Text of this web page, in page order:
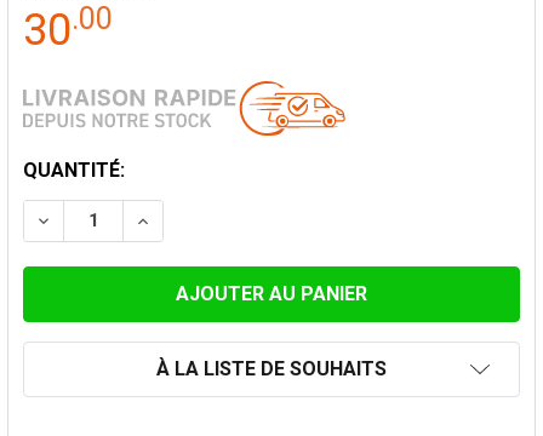
30.00
STOCK
ACTUEL:
QUANTITÉ:
DIMINUER LA QUANTITÉ DE SUPPORT AU TOIT POUR
AUGMENTER LA QUANTITÉ DE SUPPORT
À LA LISTE DE SOUHAITS